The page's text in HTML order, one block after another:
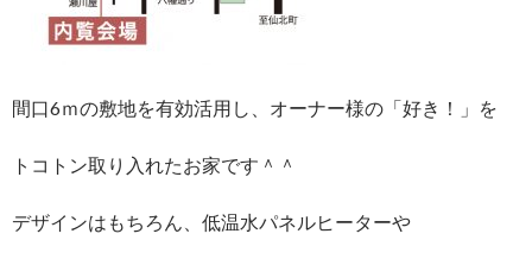
間口6ｍの敷地を有効活用し、オーナー様の「好き！」を
トコトン取り入れたお家です＾＾
デザインはもちろん、低温水パネルヒーターや